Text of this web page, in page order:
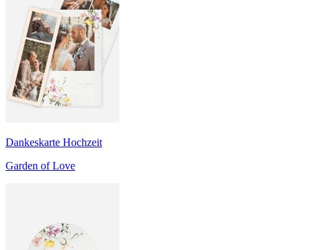
Dankeskarte Hochzeit
Garden of Love